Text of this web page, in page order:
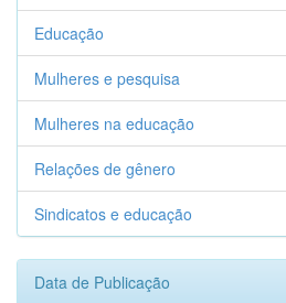
Educação
Mulheres e pesquisa
Mulheres na educação
Relações de gênero
Sindicatos e educação
Data de Publicação